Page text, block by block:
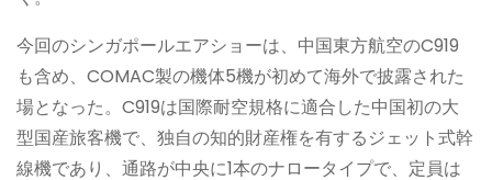
今回のシンガポールエアショーは、中国東方航空のC919
も含め、COMAC製の機体5機が初めて海外で披露された
場となった。C919は国際耐空規格に適合した中国初の大
型国産旅客機で、独自の知的財産権を有するジェット式幹
線機であり、通路が中央に1本のナロータイプで、定員は